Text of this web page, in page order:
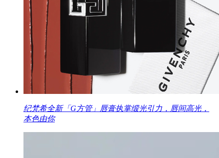
纪梵希全新「G方管」唇膏执掌缎光引力，唇间高光，
本色由你